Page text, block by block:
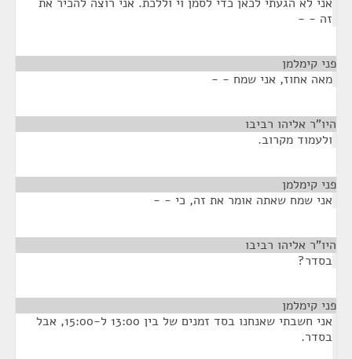
זה - -
פני קימלמן
מאה אחוז, אני שמח - -
היו"ר אליהו רביבו
ולעמוד מקרוב.
פני קימלמן
אני שמח שאתה אומר את זה, כי - -
היו"ר אליהו רביבו
בסדר?
פני קימלמן
אני חשבתי שאנחנו בסד זמנים של בין 13:00 ל-15:00, אבל
בסדר.